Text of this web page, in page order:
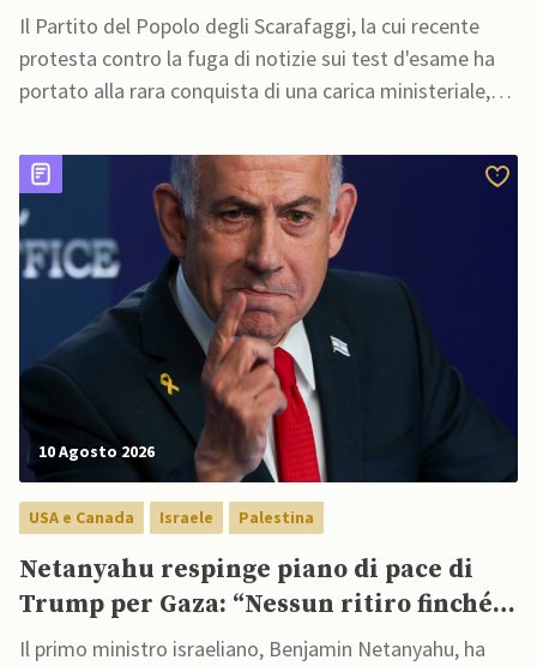
strategia comunicativa per conquistare
giovani
Il Partito del Popolo degli Scarafaggi, la cui recente
protesta contro la fuga di notizie sui test d'esame ha
portato alla rara conquista di una carica ministeriale,
10 Agosto 2026
USA e Canada Israele Palestina
Netanyahu respinge piano di pace di
Trump per Gaza: “Nessun ritiro finché
Hamas non si disarmerà”
Il primo ministro israeliano, Benjamin Netanyahu, ha